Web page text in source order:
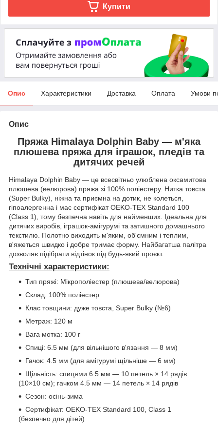
Купити
Опис Характеристики Доставка Оплата Умови
Опис
Пряжа Himalaya Dolphin Baby — м'яка
плюшева пряжа для іграшок, пледів та
дитячих речей
Himalaya Dolphin Baby — це всесвітньо улюблена оксамитова
плюшева (велюрова) пряжа зі 100% поліестеру. Нитка товста
(Super Bulky), ніжна та приємна на дотик, не колеться,
гіпоалергенна і має сертифікат OEKO-TEX Standard 100
(Class 1), тому безпечна навіть для найменших. Ідеальна для
дитячих виробів, іграшок-амігурумі та затишного домашнього
текстилю. Полотно виходить м'яким, об'ємним і теплим,
в'яжеться швидко і добре тримає форму. Найбагатша палітра
дозволяє підібрати відтінок під будь-який проєкт.
Технічні характеристики:
Тип пряжі: Мікрополіестер (плюшева/велюрова)
Склад: 100% поліестер
Клас товщини: дуже товста, Super Bulky (№6)
Метраж: 120 м
Вага мотка: 100 г
Спиці: 6.5 мм (для вільнішого в'язання — 8 мм)
Гачок: 4.5 мм (для амігурумі щільніше — 6 мм)
Щільність: спицями 6.5 мм — 10 петель × 14 рядів
(10×10 см); гачком 4.5 мм — 14 петель × 14 рядів
Сезон: осінь-зима
Сертифікат: OEKO-TEX Standard 100, Class 1
(безпечно для дітей)